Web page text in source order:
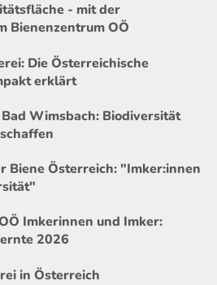
- mit der
Bienenzentrum OÖ
Die Österreichische
erklärt
Wimsbach: Biodiversität
Biene Österreich: "Imker:innen
Imkerinnen und Imker:
2026
in Österreich